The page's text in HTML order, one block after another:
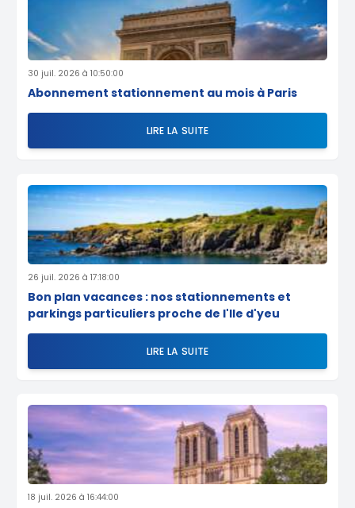
30 juil. 2026 à 10:50:00
Abonnement stationnement au mois à Paris
LIRE LA SUITE
26 juil. 2026 à 17:18:00
Bon plan vacances : nos stationnements et
parkings particuliers proche de l'Ile d'yeu
LIRE LA SUITE
18 juil. 2026 à 16:44:00